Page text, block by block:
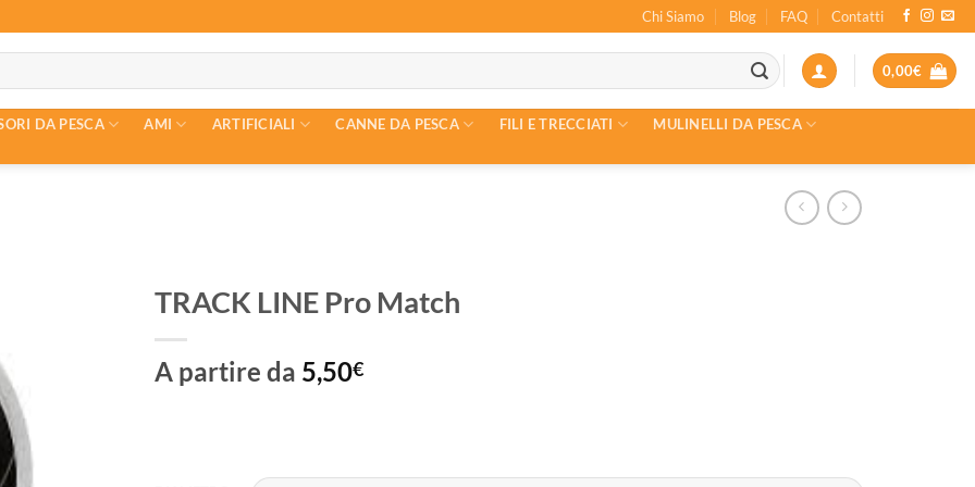
Chi Siamo Blog FAQ Contatti
0,00€
DA PESCA AMI ARTIFICIALI CANNE DA PESCA FILI E TRECCIATI
MULINELLI DA PESCA
TRACK LINE Pro Match
A partire da 5,50€